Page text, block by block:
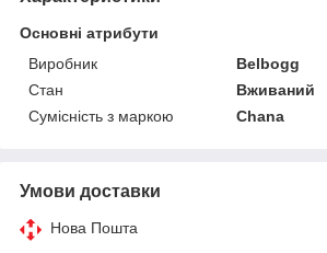
Основні атрибути
Виробник
Belbogg
Стан
Вживаний
Сумісність з маркою
Chana
Умови доставки
Нова Пошта